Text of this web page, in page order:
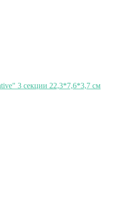
3 секции 22,3*7,6*3,7 см